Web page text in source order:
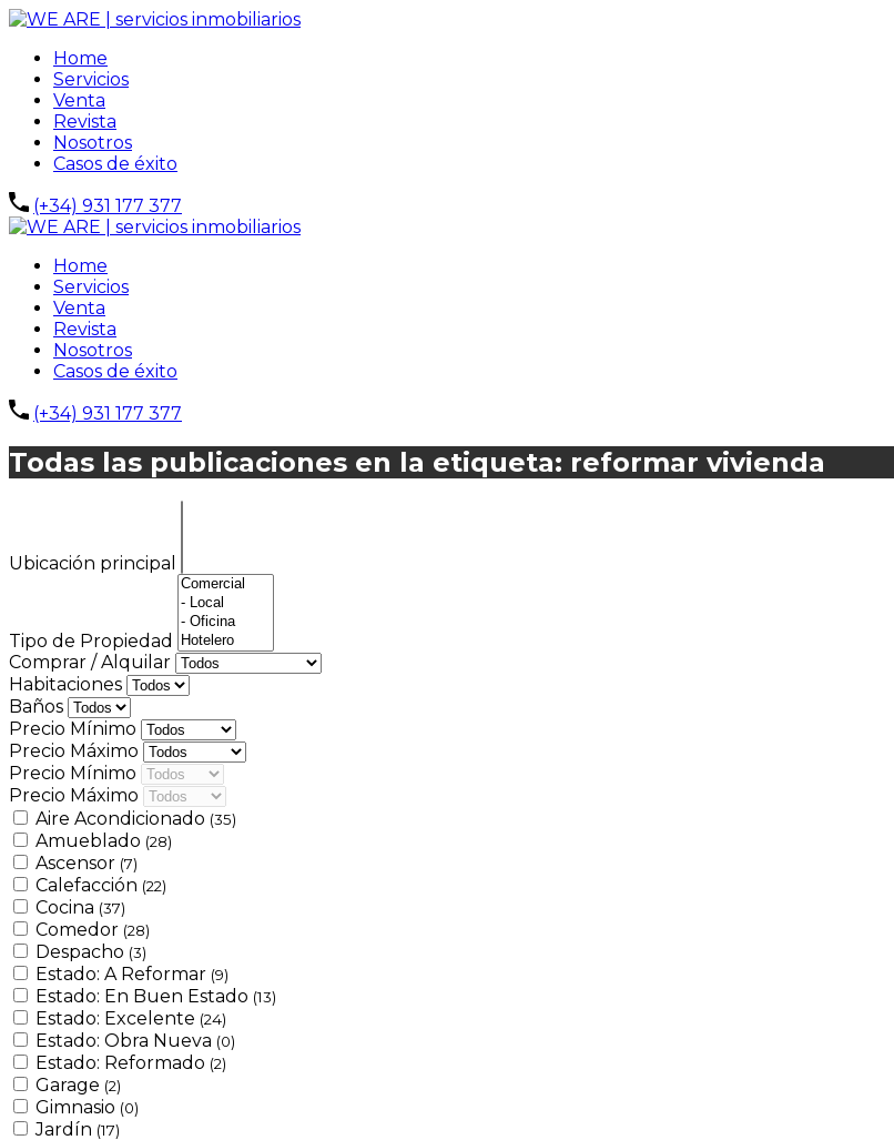
Home
Servicios
Venta
Revista
Nosotros
Casos de éxito
(+34) 931 177 377
Home
Servicios
Venta
Revista
Nosotros
Casos de éxito
(+34) 931 177 377
Todas las publicaciones en la etiqueta: reformar vivienda
Ubicación principal
Tipo de Propiedad
Comprar / Alquilar
Habitaciones
Baños
Precio Mínimo
Precio Máximo
Precio Mínimo
Precio Máximo
Aire Acondicionado (35)
Amueblado (28)
Ascensor (7)
Calefacción (22)
Cocina (37)
Comedor (28)
Despacho (3)
Estado: A Reformar (9)
Estado: En Buen Estado (13)
Estado: Excelente (24)
Estado: Obra Nueva (0)
Estado: Reformado (2)
Garage (2)
Gimnasio (0)
Jardín (17)